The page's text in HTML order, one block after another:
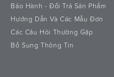
Bảo Hành - Đổi Trả Sản Phẩm
Hướng Dẫn Và Các Mẫu Đơn
Các Câu Hỏi Thường Gặp
Bổ Sung Thông Tin